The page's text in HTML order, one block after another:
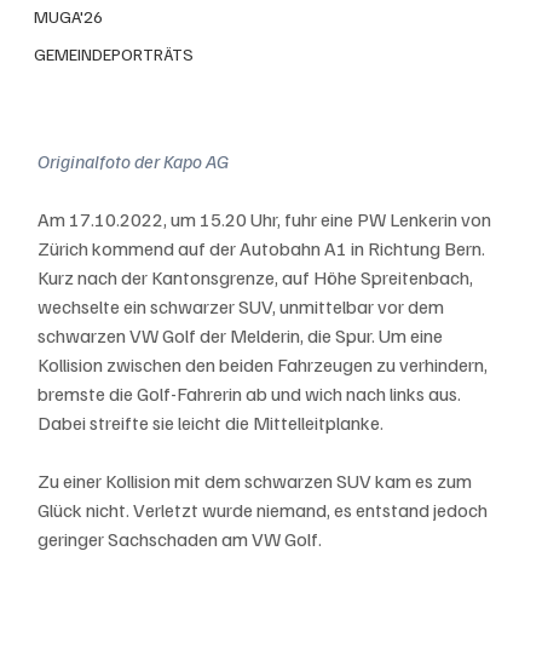
MUGA'26
GEMEINDEPORTRÄTS
Originalfoto der Kapo AG
Am 17.10.2022, um 15.20 Uhr, fuhr eine PW Lenkerin von
Zürich kommend auf der Autobahn A1 in Richtung Bern.
Kurz nach der Kantonsgrenze, auf Höhe Spreitenbach,
wechselte ein schwarzer SUV, unmittelbar vor dem
schwarzen VW Golf der Melderin, die Spur. Um eine
Kollision zwischen den beiden Fahrzeugen zu verhindern,
bremste die Golf-Fahrerin ab und wich nach links aus.
Dabei streifte sie leicht die Mittelleitplanke.
Zu einer Kollision mit dem schwarzen SUV kam es zum
Glück nicht. Verletzt wurde niemand, es entstand jedoch
geringer Sachschaden am VW Golf.